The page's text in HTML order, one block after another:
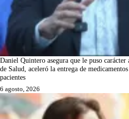
Daniel Quintero asegura que le puso carácter
de Salud, aceleró la entrega de
pacientes
6 agosto, 2026